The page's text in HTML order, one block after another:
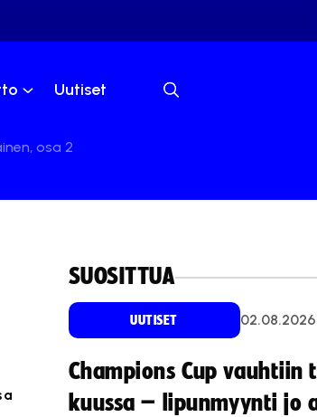
Uutiset
osa 2
SUOSITTUA
UUTISET 02.08.2026
Champions Cup vauhtiin
kuussa – lipunmyynti jo